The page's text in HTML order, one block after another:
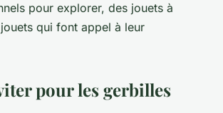
pour explorer, des jouets à
qui font appel à leur
pour les gerbilles